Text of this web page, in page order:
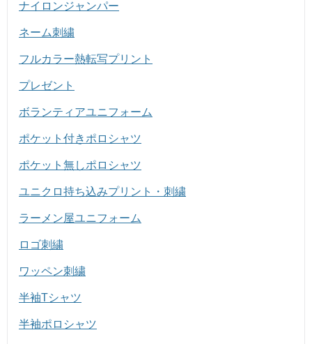
ナイロンジャンパー
ネーム刺繍
フルカラー熱転写プリント
プレゼント
ボランティアユニフォーム
ポケット付きポロシャツ
ポケット無しポロシャツ
ユニクロ持ち込みプリント・刺繍
ラーメン屋ユニフォーム
ロゴ刺繍
ワッペン刺繍
半袖Tシャツ
半袖ポロシャツ